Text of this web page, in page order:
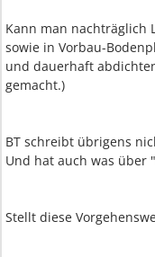
Kann man nachträglich
sowie in Vorbau-
und dauerhaft
gemacht.)
BT schreibt übrigens
Und hat auch was über
Stellt diese